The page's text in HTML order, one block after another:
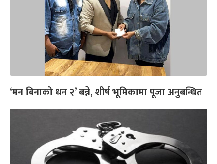
‘मन बिनाको धन २’ बन्ने, शीर्ष भूमिकामा पूजा अनुबन्धित